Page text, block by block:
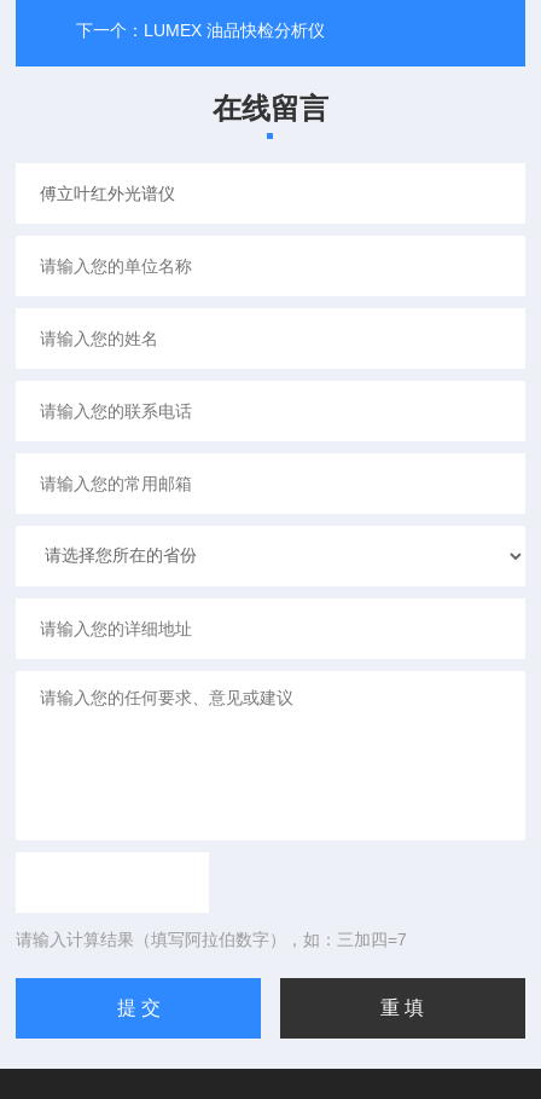
下一个： LUMEX 油品快检分析仪
在线留言
请输入计算结果（填写阿拉伯数字），如：三加四=7